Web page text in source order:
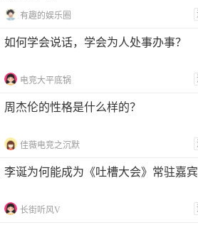
有趣的娱乐圈
如何学会说话，学会为人处事办事？
电竞大平底锅
周杰伦的性格是什么样的？
佳薇电竞之沉默
李诞为何能成为《吐槽大会》常驻嘉宾
长街听风V